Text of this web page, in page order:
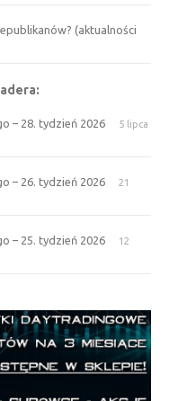
(aktualności
– 28. tydzień 2026
5 lipca
– 26. tydzień 2026
21
– 25. tydzień 2026
12